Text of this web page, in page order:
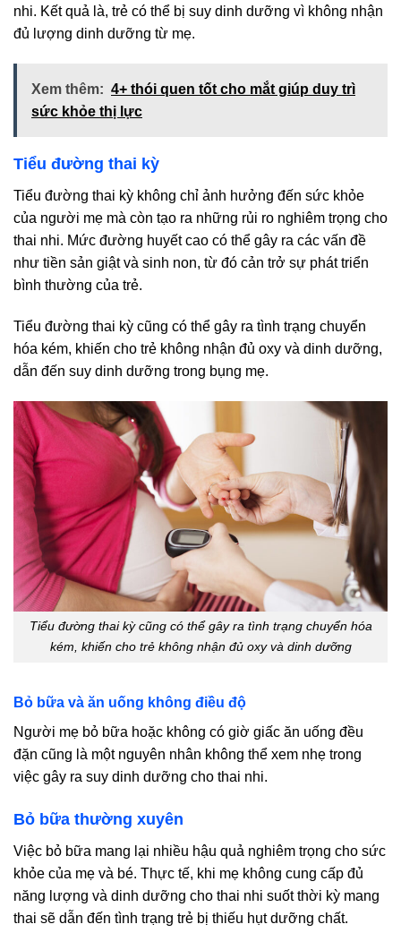
nhi. Kết quả là, trẻ có thể bị suy dinh dưỡng vì không nhận
đủ lượng dinh dưỡng từ mẹ.
Xem thêm: 4+ thói quen tốt cho mắt giúp duy trì
sức khỏe thị lực
Tiểu đường thai kỳ
Tiểu đường thai kỳ không chỉ ảnh hưởng đến sức khỏe
của người mẹ mà còn tạo ra những rủi ro nghiêm trọng cho
thai nhi. Mức đường huyết cao có thể gây ra các vấn đề
như tiền sản giật và sinh non, từ đó cản trở sự phát triển
bình thường của trẻ.
Tiểu đường thai kỳ cũng có thể gây ra tình trạng chuyển
hóa kém, khiến cho trẻ không nhận đủ oxy và dinh dưỡng,
dẫn đến suy dinh dưỡng trong bụng mẹ.
Tiểu đường thai kỳ cũng có thể gây ra tình trạng chuyển hóa
kém, khiến cho trẻ không nhận đủ oxy và dinh dưỡng
Bỏ bữa và ăn uống không điều độ
Người mẹ bỏ bữa hoặc không có giờ giấc ăn uống đều
đặn cũng là một nguyên nhân không thể xem nhẹ trong
việc gây ra suy dinh dưỡng cho thai nhi.
Bỏ bữa thường xuyên
Việc bỏ bữa mang lại nhiều hậu quả nghiêm trọng cho sức
khỏe của mẹ và bé. Thực tế, khi mẹ không cung cấp đủ
năng lượng và dinh dưỡng cho thai nhi suốt thời kỳ mang
thai sẽ dẫn đến tình trạng trẻ bị thiếu hụt dưỡng chất.